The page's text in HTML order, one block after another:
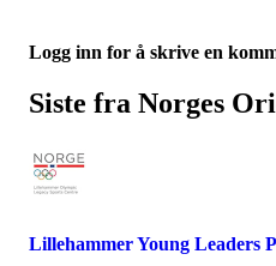
Logg inn for å skrive en
Siste fra Norges
Lillehammer Young Leaders